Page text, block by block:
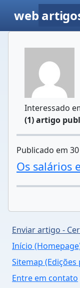
web
Interessado
(1) artigo
Publicado em
Os salários
Enviar artigo -
Início
Sitemap
Entre em contato